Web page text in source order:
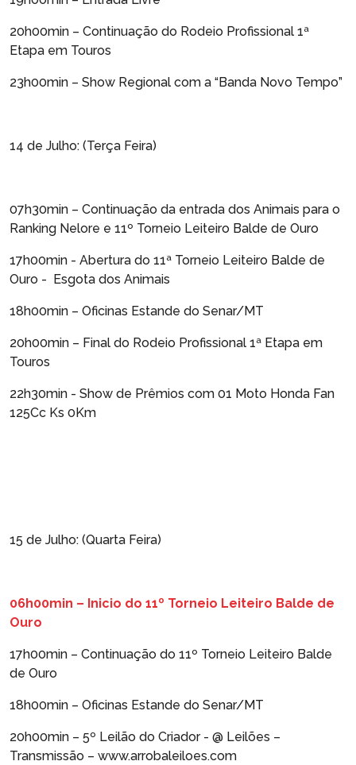
20h00min – Continuação do Rodeio Profissional 1ª
Etapa em Touros
23h00min – Show Regional com a “Banda Novo Tempo”
14 de Julho: (Terça Feira)
07h30min – Continuação da entrada dos Animais para o
Ranking Nelore e 11º Torneio Leiteiro Balde de Ouro
17h00min - Abertura do 11ª Torneio Leiteiro Balde de
Ouro - Esgota dos Animais
18h00min – Oficinas Estande do Senar/MT
20h00min – Final do Rodeio Profissional 1ª Etapa em
Touros
22h30min - Show de Prêmios com 01 Moto Honda Fan
125Cc Ks 0Km
15 de Julho: (Quarta Feira)
06h00min – Inicio do 11º Torneio Leiteiro Balde de
Ouro
17h00min – Continuação do 11º Torneio Leiteiro Balde
de Ouro
18h00min – Oficinas Estande do Senar/MT
20h00min – 5º Leilão do Criador - @ Leilões –
Transmissão – www.arrobaleiloes.com